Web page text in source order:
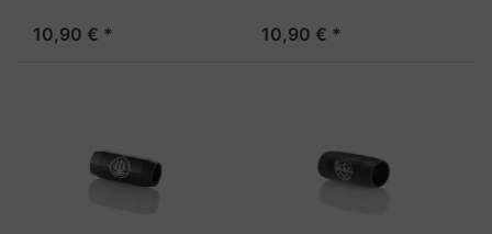
10,90 € * 10,90 € *